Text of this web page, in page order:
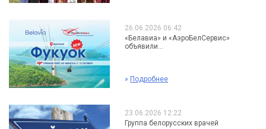
26.06.2026 06:42
«Белавиа» и «АэроБелСервис»
объявили...
» Подробнее
23.06.2026 12:22
Группа белорусских врачей